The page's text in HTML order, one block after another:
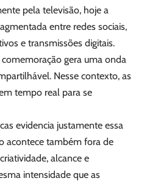
pela televisão, hoje a
entre redes sociais,
e transmissões digitais.
gera uma onda
Nesse contexto, as
tempo real para se
evidencia justamente essa
acontece também fora de
alcance e
intensidade que as